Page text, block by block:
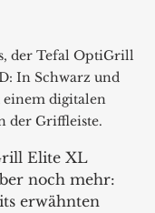
der Tefal OptiGrill
In Schwarz und
einem digitalen
der Griffleiste.
Elite XL
noch mehr:
erwähnten